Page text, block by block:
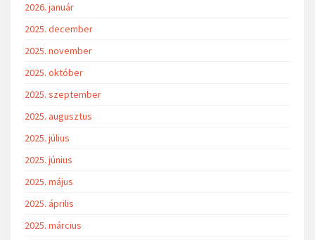
2026. január
2025. december
2025. november
2025. október
2025. szeptember
2025. augusztus
2025. július
2025. június
2025. május
2025. április
2025. március